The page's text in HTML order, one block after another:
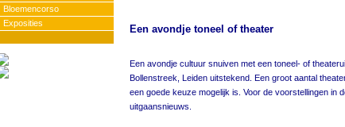
Bloemencorso
Exposities
Een avondje toneel of theater
Een avondje cultuur snuiven met een toneel- of
Bollenstreek, Leiden uitstekend. Een groot aantal
een goede keuze mogelijk is. Voor de voorstellingen in
uitgaansnieuws.